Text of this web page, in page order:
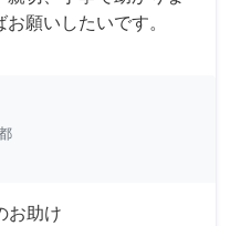
願いしたいです。
お助け